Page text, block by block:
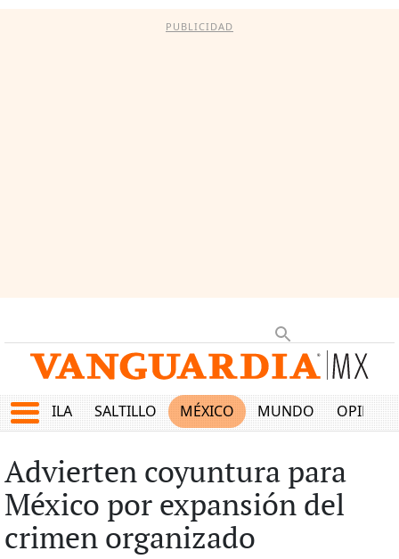
PUBLICIDAD
COAHUILA SALTILLO MÉXICO MUNDO OPINIÓN
Advierten coyuntura para
México por expansión del
crimen organizado